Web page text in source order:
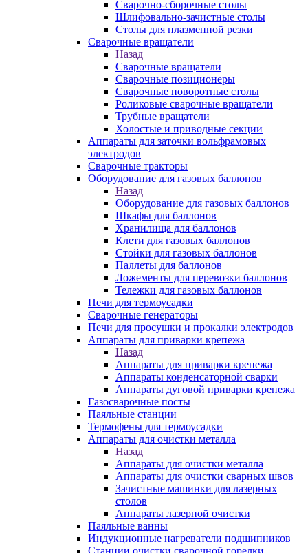
Сварочно-сборочные столы
Шлифовально-зачистные столы
Столы для плазменной резки
Сварочные вращатели
Назад
Сварочные вращатели
Сварочные позиционеры
Сварочные поворотные столы
Роликовые сварочные вращатели
Трубные вращатели
Холостые и приводные секции
Аппараты для заточки вольфрамовых
электродов
Сварочные тракторы
Оборудование для газовых баллонов
Назад
Оборудование для газовых баллонов
Шкафы для баллонов
Хранилища для баллонов
Клети для газовых баллонов
Стойки для газовых баллонов
Паллеты для баллонов
Ложементы для перевозки баллонов
Тележки для газовых баллонов
Печи для термоусадки
Сварочные генераторы
Печи для просушки и прокалки электродов
Аппараты для приварки крепежа
Назад
Аппараты для приварки крепежа
Аппараты конденсаторной сварки
Аппараты дуговой приварки крепежа
Газосварочные посты
Паяльные станции
Термофены для термоусадки
Аппараты для очистки металла
Назад
Аппараты для очистки металла
Аппараты для очистки сварных швов
Зачистные машинки для лазерных
столов
Аппараты лазерной очистки
Паяльные ванны
Индукционные нагреватели подшипников
Станции очистки сварочной горелки